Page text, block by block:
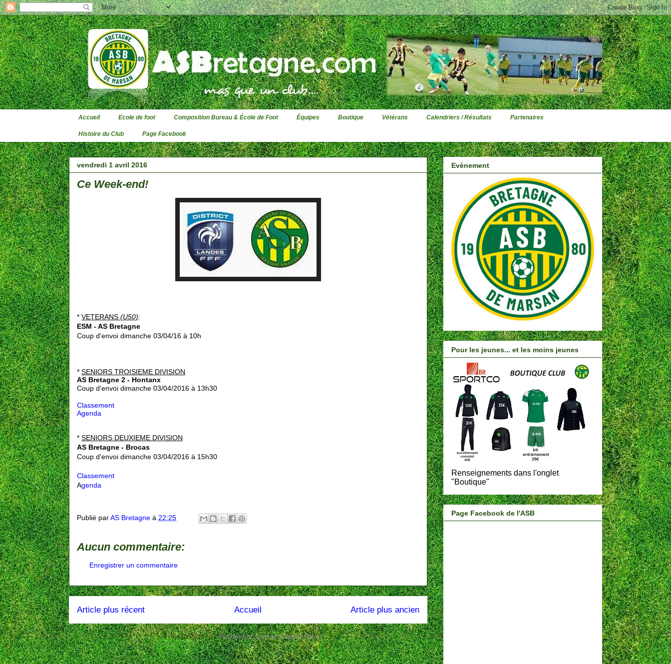
Accueil Ecole de foot Composition Bureau & École de Foot Équipes Boutique Vétérans Calendriers / Résultats Partenaires
Histoire du Club Page Facebook
vendredi 1 avril 2016
Ce Week-end!
* VETERANS (U50):
ESM - AS Bretagne
Coup d'envoi dimanche 03/04/16 à 10h
* SENIORS TROISIEME DIVISION
AS Bretagne 2 - Hontanx
Coup d'envoi dimanche 03/04/2016 à 13h30
Classement
Agenda
* SENIORS DEUXIEME DIVISION
AS Bretagne - Brocas
Coup d'envoi dimanche 03/04/2016 à 15h30
Classement
Agenda
Publié parAS Bretagne à 22:25
Aucun commentaire:
Enregistrer un commentaire
Article plus récent Article plus ancien
Accueil
Inscription à :Publier les commentaires (Atom)
Evènement
Pour les jeunes... et les moins jeunes
Renseignements dans l'onglet
"Boutique"
Page Facebook de l'ASB